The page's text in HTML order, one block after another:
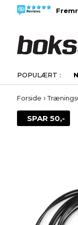
Forside ›
SPAR 50,-